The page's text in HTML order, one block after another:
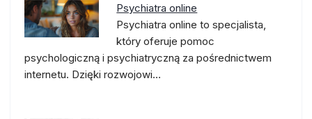
Psychiatra online
Psychiatra online to specjalista,
który oferuje pomoc
psychologiczną i psychiatryczną za pośrednictwem
internetu. Dzięki rozwojowi…